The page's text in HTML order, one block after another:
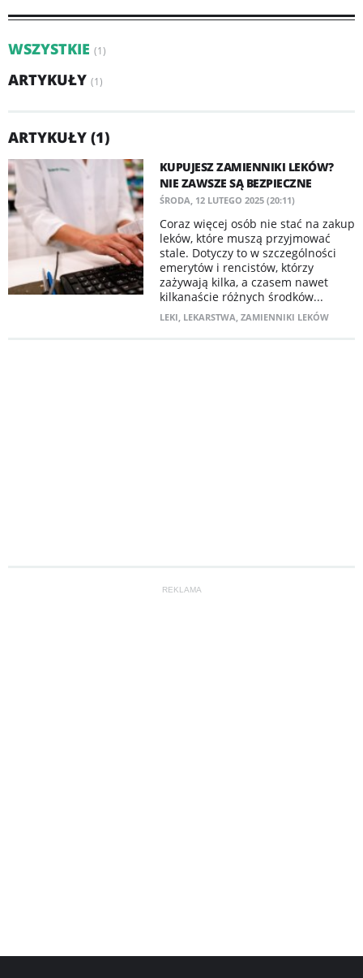
WSZYSTKIE (1)
ARTYKUŁY (1)
ARTYKUŁY (1)
KUPUJESZ ZAMIENNIKI LEKÓW?
NIE ZAWSZE SĄ BEZPIECZNE
ŚRODA, 12 LUTEGO 2025 (20:11)
Coraz więcej osób nie stać na zakup
leków, które muszą przyjmować
stale. Dotyczy to w szczególności
emerytów i rencistów, którzy
zażywają kilka, a czasem nawet
kilkanaście różnych środków...
LEKI, LEKARSTWA, ZAMIENNIKI LEKÓW
REKLAMA